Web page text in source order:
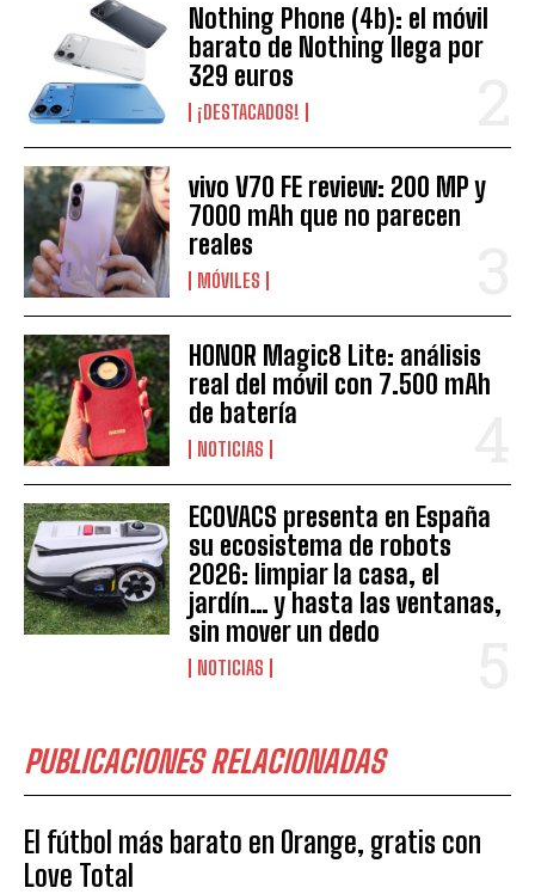
Nothing Phone (4b): el móvil
barato de Nothing llega por
329 euros
¡DESTACADOS!
vivo V70 FE review: 200 MP y
7000 mAh que no parecen
reales
MÓVILES
HONOR Magic8 Lite: análisis
real del móvil con 7.500 mAh
de batería
NOTICIAS
ECOVACS presenta en España
su ecosistema de robots
2026: limpiar la casa, el
jardín… y hasta las ventanas,
sin mover un dedo
NOTICIAS
PUBLICACIONES RELACIONADAS
El fútbol más barato en Orange, gratis con
Love Total